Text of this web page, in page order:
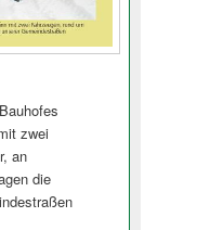
zwei
an
die